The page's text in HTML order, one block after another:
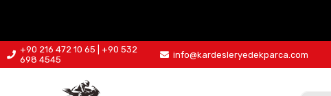
+90 216 472 10 65 | +90 532
698 4545
info@kardesleryedekparca.com